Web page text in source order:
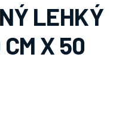
LEHKÝ
X 50